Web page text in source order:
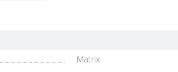
Matrix